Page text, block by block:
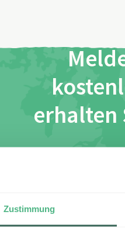
Zustimmung
erhalten